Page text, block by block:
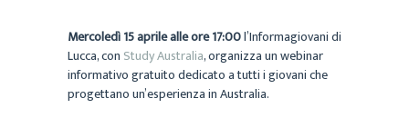
Mercoledì 15 aprile alle ore 17:00l’Informagiovani di
Lucca, con Study Australia, organizza un webinar
informativo gratuito dedicato a tutti i giovani che
progettano un’esperienza in Australia.